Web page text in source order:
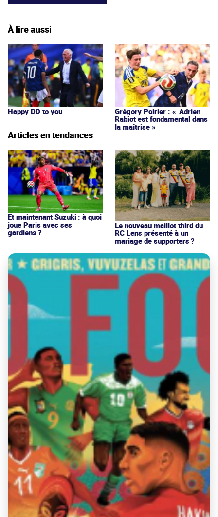
À lire aussi
Happy DD to you
Grégory Poirier : « Adrien
Rabiot est fondamental dans
la maîtrise »
Articles en tendances
Et maintenant Suzuki : à quoi
joue Paris avec ses
gardiens ?
Le nouveau maillot third du
RC Lens présenté à un
mariage de supporters ?